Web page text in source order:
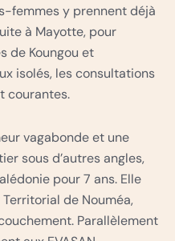
femmes y prennent déjà
à Mayotte, pour
de Koungou et
isolés, les consultations
courantes.
vagabonde et une
sous d’autres angles,
pour 7 ans. Elle
de Nouméa,
Parallèlement